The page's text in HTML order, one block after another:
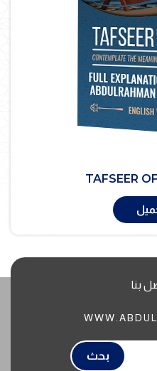
TAFSEER
بنا
بحث